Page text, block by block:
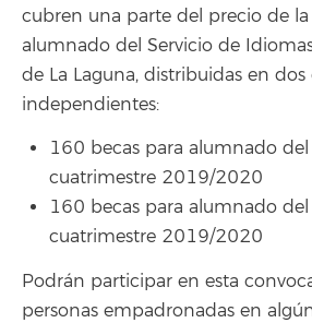
cubren una parte del precio de
alumnado del Servicio de
de La Laguna, distribuidas en dos
independientes:
160 becas para alumnado
cuatrimestre 2019/2020
160 becas para alumnado
cuatrimestre 2019/2020
Podrán participar en esta
personas empadronadas en